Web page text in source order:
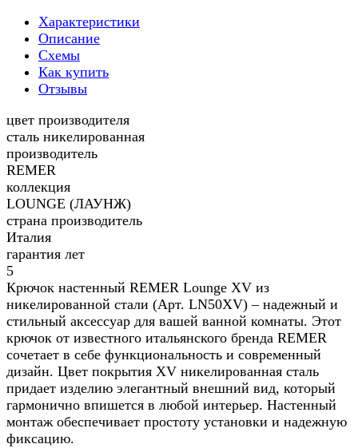
Характеристики
Описание
Схемы
Как купить
Отзывы
цвет производителя
сталь никелированная
производитель
REMER
коллекция
LOUNGE (ЛАУНЖ)
страна производитель
Италия
гарантия лет
5
Крючок настенный REMER Lounge XV из
никелированной стали (Арт. LN50XV) – надежный и
стильный аксессуар для вашей ванной комнаты. Этот
крючок от известного итальянского бренда REMER
сочетает в себе функциональность и современный
дизайн. Цвет покрытия XV никелированная сталь
придает изделию элегантный внешний вид, который
гармонично впишется в любой интерьер. Настенный
монтаж обеспечивает простоту установки и надежную
фиксацию.